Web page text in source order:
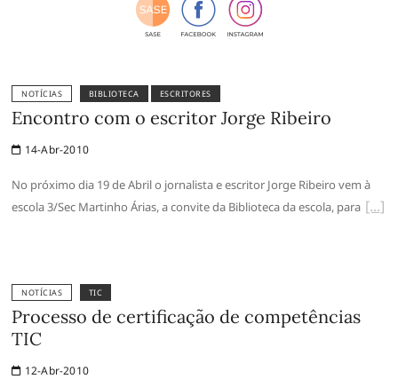
NOTÍCIAS BIBLIOTECA ESCRITORES
Encontro com o escritor Jorge Ribeiro
14-Abr-2010
No próximo dia 19 de Abril o jornalista e escritor Jorge Ribeiro vem à
escola 3/Sec Martinho Árias, a convite da Biblioteca da escola, para
NOTÍCIAS TIC
Processo de certificação de competências
TIC
12-Abr-2010